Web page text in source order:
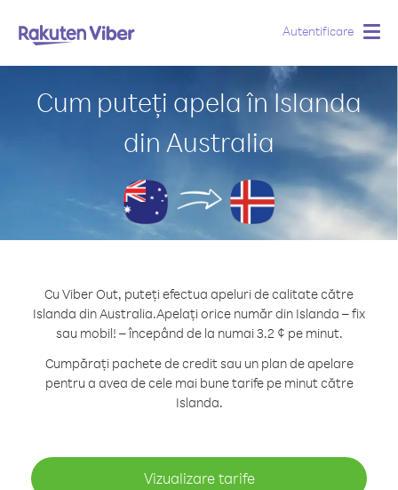
Autentificare
Cum puteți apela în Islanda
din Australia
Cu Viber Out, puteți efectua apeluri de calitate către
Islanda din Australia.Apelați orice număr din Islanda – fix
sau mobil! – începând de la numai 3.2 ¢ pe minut.
Cumpărați pachete de credit sau un plan de apelare
pentru a avea de cele mai bune tarife pe minut către
Islanda.
Vizualizare tarife